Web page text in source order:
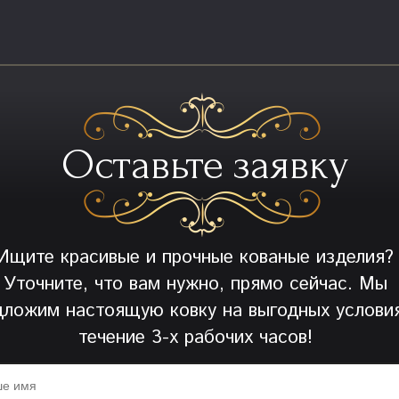
Оставьте заявку
красивые и прочные кованые изделия?
Уточните, что вам нужно, прямо сейчас. Мы
настоящую ковку на выгодных
течение 3-х рабочих часов!